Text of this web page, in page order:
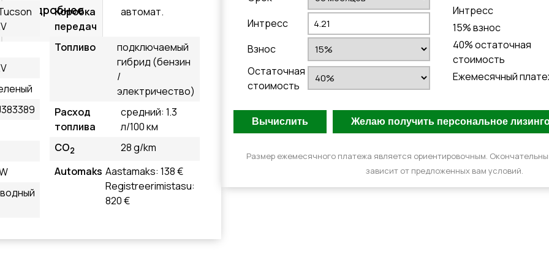
Подробнее
Коробка
передач
автомат.
Топливо
подключаемый
гибрид (бензин
/
электричество)
Расход
топлива
средний: 1.3
л/100 км
CO2
28 g/km
Automaks Aastamaks: 138 €
Registreerimistasu:
820 €
Интресс
Взнос
Остаточная
стоимость
Интресс
15% взнос
40% остаточная
стоимость
Ежемесячный
Размер ежемесячного платежа является ориентировочным.
зависит от предложенных вам условий.